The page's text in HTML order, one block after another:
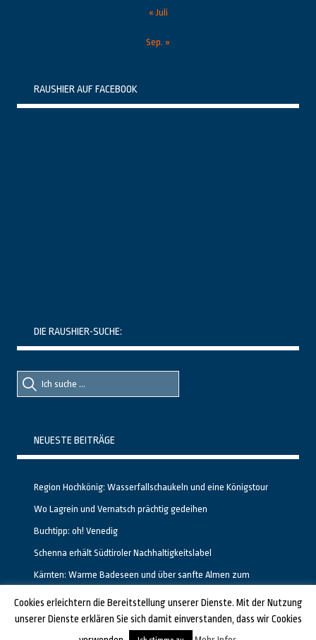
« Juli
Sep. »
RAUSHIER AUF FACEBOOK
DIE RAUSHIER-SUCHE:
Suche
nach::
Suche
nach:
NEUESTE BEITRÄGE
Region Hochkönig: Wasserfallschaukeln und eine Königstour
Wo Lagrein und Vernatsch prächtig gedeihen
Buchtipp: oh! Venedig
Schenna erhält Südtiroler Nachhaltigkeitslabel
Kärnten: Warme Badeseen und über sanfte Almen zum
GESTALTET UND PROGRAMMIERT VON ALBERTO & FRANZ BEI LUCID.BERLIN
Cookies erleichtern die Bereitstellung unserer Dienste. Mit der Nutzung
unserer Dienste erklären Sie sich damit einverstanden, dass wir Cookies